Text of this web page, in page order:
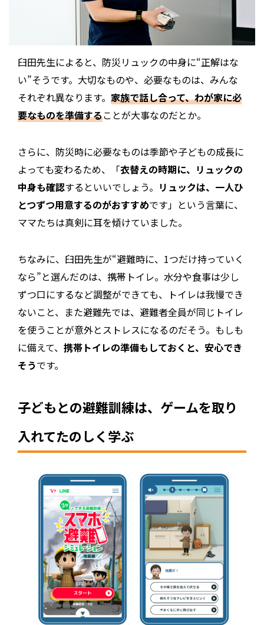
臼田先生によると、防災リュックの中身に“正解はな
い”そうです。大切なものや、必要なものは、みんな
それぞれ異なります。 家族で話し合って、わが家に必
要なものを準備することが大事なのだとか。
さらに、防災時に必要なものは季節や子どもの成長に
よっても変わるため、「衣替えの時期に、リュックの
中身も確認するといいでしょう。 リュックは、一人ひ
とつずつ用意するのがおすすめです」という言葉に、
ママたちは真剣に耳を傾けていました。
ちなみに、臼田先生が“避難時に、1つだけ持っていく
なら”と選んだのは、携帯トイレ。水分や食事は少し
ずつ口にするなど調整ができても、トイレは我慢でき
ないこと、また避難先では、避難者全員が同じトイレ
を使うことが意外とストレスになるのだそう。もしも
に備えて、 携帯トイレの準備もしておくと、安心でき
そうです。
子どもとの避難訓練は、ゲームを取り
入れてたのしく学ぶ